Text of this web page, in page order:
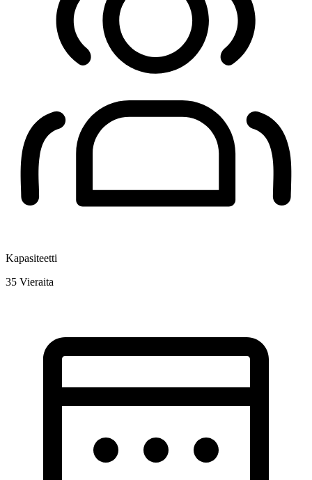
Kapasiteetti
35 Vieraita